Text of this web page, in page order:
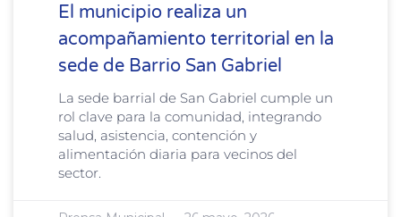
El municipio realiza un
acompañamiento territorial en la
sede de Barrio San Gabriel
La sede barrial de San Gabriel cumple un
rol clave para la comunidad, integrando
salud, asistencia, contención y
alimentación diaria para vecinos del
sector.